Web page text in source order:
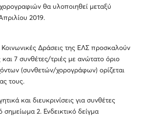
θα υλοποιηθεί μεταξύ
2019.
Κοινωνικές Δράσεις της ΕΛΣ προσκαλούν
7 συνθέτες/τριές με ανώτατο όριο
(συνθετών/χορογράφων) ορίζεται
τους.
και διευκρινίσεις για συνθέτες
σημείωμα 2. Ενδεικτικό δείγμα